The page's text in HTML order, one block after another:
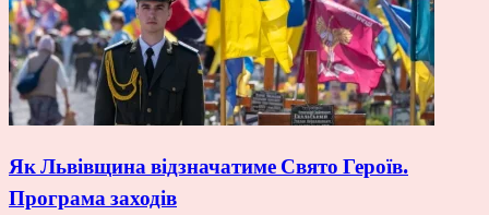
Як Львівщина відзначатиме Свято Героїв.
Програма заходів